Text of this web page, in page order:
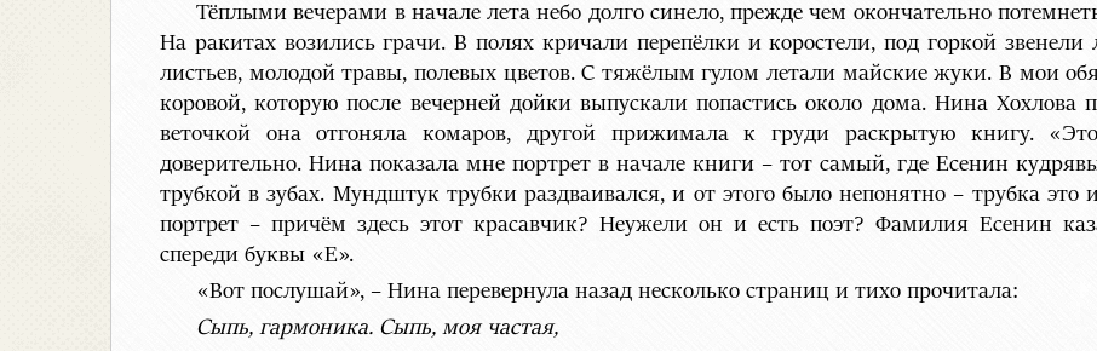
Тёплыми вечерами в начале лета небо долго синело, прежде чем окончательно
На ракитах возились грачи. В полях кричали перепёлки и коростели, под горкой
листьев, молодой травы, полевых цветов. С тяжёлым гулом летали майские жуки. В мои
коровой, которую после вечерней дойки выпускали попастись около дома. Нина Хохлова
веточкой она отгоняла комаров, другой прижимала к груди раскрытую книгу.
доверительно. Нина показала мне портрет в начале книги – тот самый, где Есенин
трубкой в зубах. Мундштук трубки раздваивался, и от этого было непонятно – трубка это
портрет – причём здесь этот красавчик? Неужели он и есть поэт? Фамилия Есенин
спереди буквы «Е».
«Вот послушай», – Нина перевернула назад несколько страниц и тихо прочитала:
Сыпь, гармоника. Сыпь, моя частая,